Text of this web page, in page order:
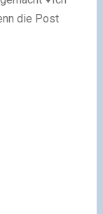
die Post